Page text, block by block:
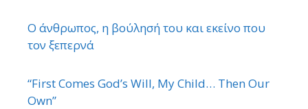
Ο άνθρωπος, η βούλησή του και εκείνο που
τον ξεπερνά
“First Comes God’s Will, My Child… Then Our
Own”